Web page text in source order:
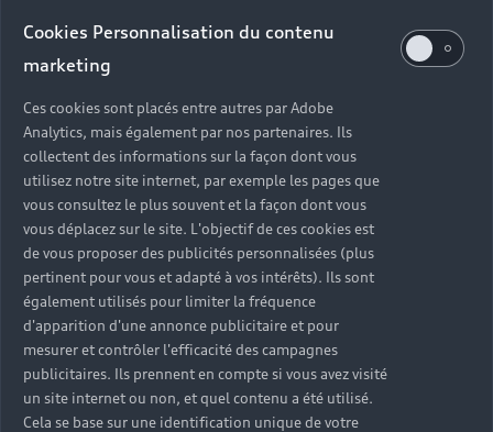
Cookies Personnalisation du contenu
marketing
Ces cookies sont placés entre autres par Adobe
Analytics, mais également par nos partenaires. Ils
collectent des informations sur la façon dont vous
utilisez notre site internet, par exemple les pages que
vous consultez le plus souvent et la façon dont vous
vous déplacez sur le site. L'objectif de ces cookies est
de vous proposer des publicités personnalisées (plus
pertinent pour vous et adapté à vos intérêts). Ils sont
également utilisés pour limiter la fréquence
d'apparition d'une annonce publicitaire et pour
mesurer et contrôler l'efficacité des campagnes
publicitaires. Ils prennent en compte si vous avez visité
un site internet ou non, et quel contenu a été utilisé.
Cela se base sur une identification unique de votre